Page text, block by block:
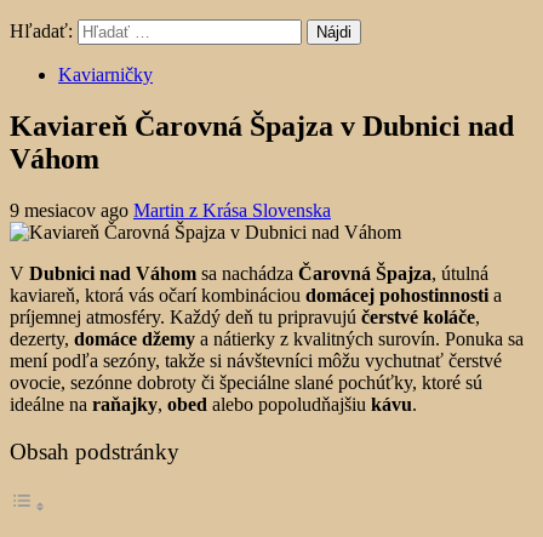
Hľadať:
Kaviarničky
Kaviareň Čarovná Špajza v Dubnici nad
Váhom
9 mesiacov ago Martin z Krása Slovenska
V Dubnici nad Váhom sa nachádza Čarovná Špajza, útulná
kaviareň, ktorá vás očarí kombináciou domácej pohostinnosti a
príjemnej atmosféry. Každý deň tu pripravujú čerstvé koláče,
dezerty, domáce džemy a nátierky z kvalitných surovín. Ponuka sa
mení podľa sezóny, takže si návštevníci môžu vychutnať čerstvé
ovocie, sezónne dobroty či špeciálne slané pochúťky, ktoré sú
ideálne na raňajky, obed alebo popoludňajšiu kávu.
Obsah podstránky